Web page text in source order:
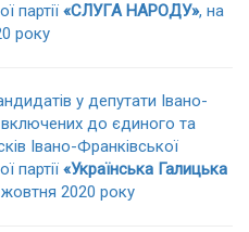
партії «СЛУГА НАРОДУ», на
року
у депутати Івано-
до єдиного та
Івано-Франківської
партії «Українська Галицька
2020 року